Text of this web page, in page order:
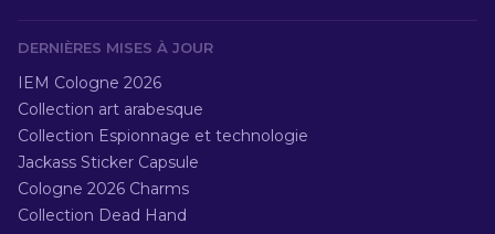
DERNIÈRES MISES À JOUR
IEM Cologne 2026
Collection art arabesque
Collection Espionnage et technologie
Jackass Sticker Capsule
Cologne 2026 Charms
Collection Dead Hand